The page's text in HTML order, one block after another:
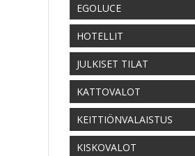
EGOLUCE
HOTELLIT
JULKISET TILAT
KATTOVALOT
KEITTIÖNVALAISTUS
KISKOVALOT